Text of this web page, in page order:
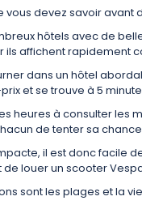
vous devez savoir
hôtels avec de
ils affichent rapidement
dans un hôtel
et se trouve à 5
heures à consulter les
de tenter sa
il est donc facile
louer un scooter
sont les plages et la